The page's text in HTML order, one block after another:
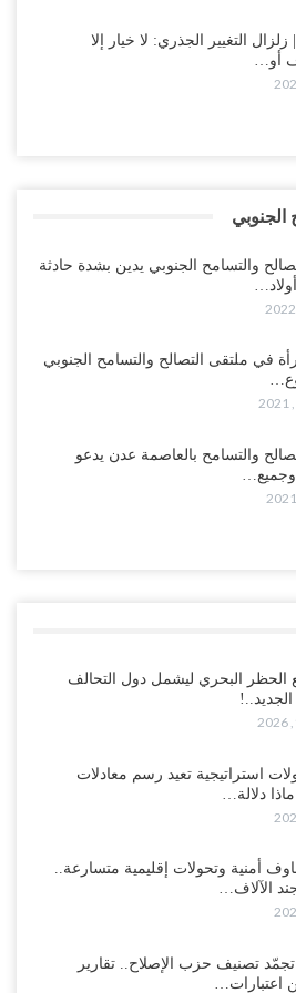
التغيير الجذري: لا خيار إلا
أو…
الجنوبي
والتسامح الجنوبي يدين بشدة حادثة
في ملتقى التصالح والتسامح الجنوبي
والتسامح بالعاصمة عدن يدعو
الحظر البحري ليشمل دول التحالف
استراتيجية تعيد رسم معادلات
دلالة…
أمنية وتحولات إقليمية متسارعة..
الآلاف…
تصنيف حزب الإصلاح.. تقارير
اعتبارات…